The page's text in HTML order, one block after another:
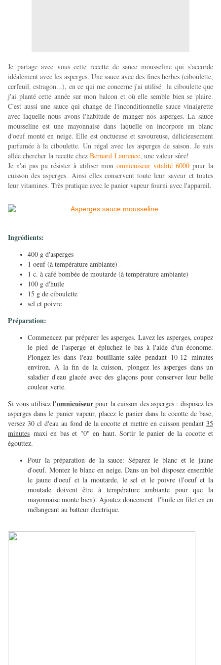
Je partage avec vous cette recette de sauce mousseline qui s'accorde
idéalement avec les asperges. Une sauce avec des fines herbes (ciboulette,
cerfeuil, estragon...), en ce qui me concerne j'ai utilisé la ciboulette que
j'ai planté cette année sur mon balcon et où elle semble bien se plaire.
C'est aussi une sauce qui change de l'inconditionnelle sauce vinaigrette
avec laquelle nous avons l'habitude de manger nos asperges. Lasauce
mousseline est une mayonnaise dans laquelle on incorpore un blanc
d'oeuf monté en neige. Elle est onctueuse et savoureuse, délicieusement
parfumée à la ciboulette. Un régal avec les asperges de saison. Je suis
allée chercher la recette chez Bernard Laurence, une valeur sûre!
Je n'ai pas pu résister à utiliser monomnicuiseur vitalité 6000pour la
cuisson des asperges. Ainsi elles conservent toute leur saveur et toutes
leur vitamines. Très pratique avec le panier vapeur fourni avec l'appareil.
Ingrédients:
400 g d'asperges
1 oeuf (à température ambiante)
1 c. à café bombée de moutarde (à température ambiante)
100 g d'huile
15 g de ciboulette
sel et poivre
Préparation:
Commencez par préparer les asperges. Lavez les asperges, coupez
le pied de l'asperge et épluchez le bas à l'aide d'un économe.
Plongez-les dans l'eau bouillante salée pendant 10-12 minutes
environ. A la fin de la cuisson, plongez les asperges dans un
saladier d'eau glacée avec des glaçons pour conserver leur belle
couleur verte.
Si vous utilisezl'omnicuiseurpour la cuisson des asperges : disposez les
asperges dans le panier vapeur, placez le panier dans la cocotte de base,
versez 30 cl d'eau au fond de la cocotte et mettre en cuisson pendant 35
minutes maxi en bas et "0" en haut. Sortir le panier de la cocotte et
égouttez.
Pour la préparation de la sauce: Séparez le blanc et le jaune
d'oeuf. Montez le blanc en neige. Dans un bol disposez ensemble
le jaune d'oeuf et la moutarde, le sel et le poivre (l'oeuf et la
moutade doivent être à température ambiante pour que la
mayonnaise monte bien). Ajoutez doucement l'huile en filet en en
mélangeant au batteur électrique.